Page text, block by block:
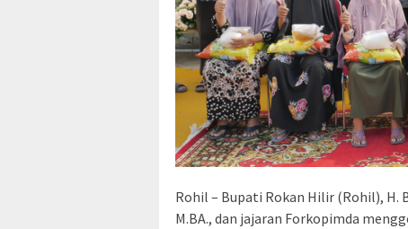
Rohil – Bupati Rokan Hilir (Rohil), H.
M.BA., dan jajaran Forkopimda